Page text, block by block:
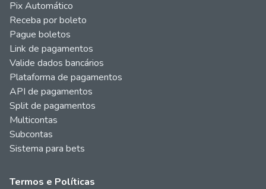
Pix Automático
Receba por boleto
Pague boletos
Link de pagamentos
Valide dados bancários
Plataforma de pagamentos
API de pagamentos
Split de pagamentos
Multicontas
Subcontas
Sistema para bets
Termos e Políticas